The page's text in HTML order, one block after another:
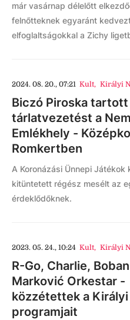
már vasárnap délelőtt
felnőtteknek egyaránt
elfoglaltságokkal a Zichy
2024. 08. 20., 07:21 Kult, Királyi
Biczó Piroska tartott
tárlatvezetést a
Emlékhely -
Romkertben
A Koronázási Ünnepi
kitüntetett régész mesélt az
érdeklődőknek.
2023. 05. 24., 10:24 Kult, Királyi
R-Go, Charlie, Boban
Marković Orkestar -
közzétettek a
programjait